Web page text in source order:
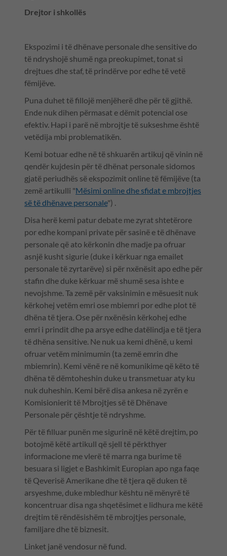
Drejtor i shkollës
Ekspozimi i të dhënave personale dhe sensitive do
të ndryshojë shumë nga preokupimet, tonat si
drejtues dhe staf, të prindërve por edhe të vetë
fëmijëve.
Puna duhet të fillojë menjëherë dhe për të gjithë.
Ende nuk dihen përmasat e dëmit potencial ose
efektiv. Hapi i parë në mbrojtje të sukseshme është
vetëdija mbi problematikën.
Kemi botuar edhe në të shkuarën artikuj që vinin në
qendër kujdesin për të dhënat personale sidomos
gjatë periudhës së ekspozimit online të fëmijëve (ta
zemë artikulli "Mësimi online dhe sfidat e mbrojtjes
së të dhënave personale") .
Disa herë kemi patur debate me zyrat shtetërore
por edhe kompani private për sasinë e të dhënave
personale që ato kërkonin dhe madje pa ofruar
asnjë kusht sigurie (duke i kërkuar nga emailet
personale të zyrtarëve) si për nxënësit apo edhe për
stafin dhe duke kërkuar më shumë sesa ishte e
nevojshme. Ta zemë për vaksinimin e mësuesit nuk
kërkohej vetëm emri ose mbiemri por edhe plot të
dhëna të tjera. Ose për nxënësin kërkohej edhe
emri i prindit dhe pa arsye edhe datëlindja e të tjera
të dhëna sensitive. Ne nuk ua kemi dhënë, u kemi
ofruar vetëm minimumin (ta zemë emrin dhe
mbiemrin). Kemi vënë re në komunikime që këto të
dhëna të dëmtoheshin duke u transmetuar aty ku
nuk duheshin. Kemi bërë disa ankesa në zyrën e
Komisionierit të Mbrojtjes së të Dhënave
Personale për çështje të ndryshme.
Për të filluar punën me sigurinë në këtë drejtim, po
botojmë këtë artikull që sjell të përkthyer
informacione me vlerë të marra nga burime të
besuara si ligjet e Bashkimit Europian apo nga faqe
të Qeverisë Amerikane dhe të tjera që duken të
arsyeshme, duke mbledhur kështu në mënyrë të
koncentruar disa nga shqetësimet e lidhura me këtë
drejtim të rëndësishëm të mbrojtjes personale,
familjare dhe të biznesit.
Linket janë vendosur në fund.